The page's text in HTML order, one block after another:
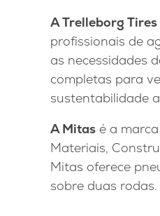
A Trelleborg Tires
profissionais de
as necessidades
completas para
sustentabilidade
A Mitas é a
Materiais,
Mitas oferece
sobre duas rodas.